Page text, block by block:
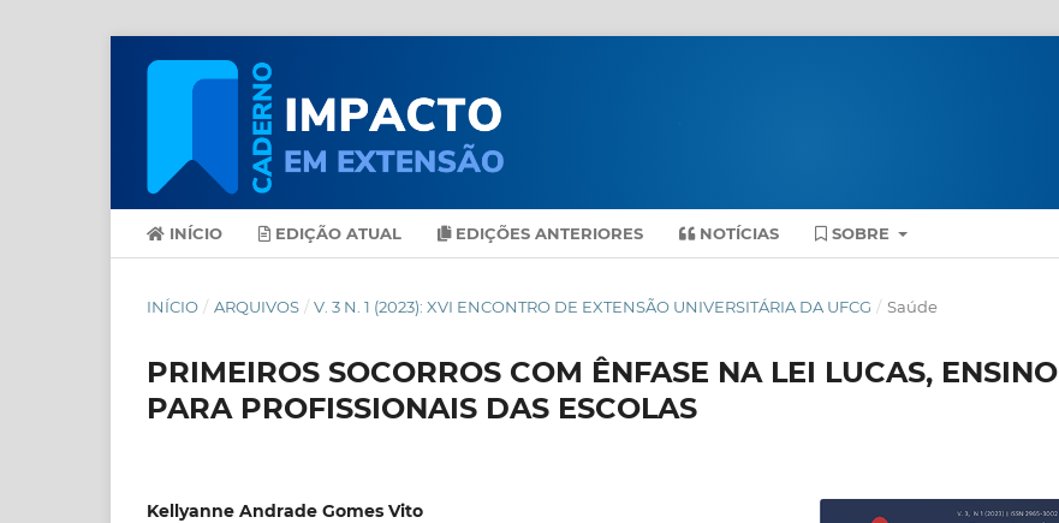
INÍCIO EDIÇÃO ATUAL EDIÇÕES ANTERIORES NOTÍCIAS SOBRE
INÍCIO / ARQUIVOS / V. 3 N. 1 (2023): XVI ENCONTRO DE EXTENSÃO UNIVERSITÁRIA DA UFCG / Saúde
PRIMEIROS SOCORROS COM ÊNFASE NA LEI LUCAS, ENSINO
PARA PROFISSIONAIS DAS ESCOLAS
Kellyanne Andrade Gomes Vito